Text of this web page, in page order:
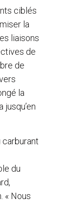
ciblés
la
liaisons
de
de
la
du
« Nous